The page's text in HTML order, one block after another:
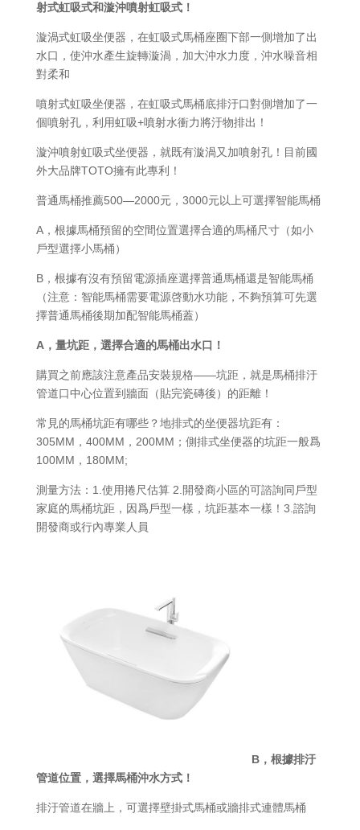
射式虹吸式和漩沖噴射虹吸式！
漩渦式虹吸坐便器，在虹吸式馬桶座圈下部一側增加了出
水口，使沖水產生旋轉漩渦，加大沖水力度，沖水噪音相
對柔和
噴射式虹吸坐便器，在虹吸式馬桶底排汙口對側增加了一
個噴射孔，利用虹吸+噴射水衝力將汙物排出！
漩沖噴射虹吸式坐便器，就既有漩渦又加噴射孔！目前國
外大品牌TOTO擁有此專利！
普通馬桶推薦500—2000元，3000元以上可選擇智能馬桶
A，根據馬桶預留的空間位置選擇合適的馬桶尺寸（如小
戶型選擇小馬桶）
B，根據有沒有預留電源插座選擇普通馬桶還是智能馬桶
（注意：智能馬桶需要電源啓動水功能，不夠預算可先選
擇普通馬桶後期加配智能馬桶蓋）
A，量坑距，選擇合適的馬桶出水口！
購買之前應該注意產品安裝規格——坑距，就是馬桶排汙
管道口中心位置到牆面（貼完瓷磚後）的距離！
常見的馬桶坑距有哪些？地排式的坐便器坑距有：
305MM，400MM，200MM；側排式坐便器的坑距一般爲
100MM，180MM;
測量方法：1.使用捲尺估算 2.開發商小區的可諮詢同戶型
家庭的馬桶坑距，因爲戶型一樣，坑距基本一樣！3.諮詢
開發商或行內專業人員
B，根據排汙
管道位置，選擇馬桶沖水方式！
排汙管道在牆上，可選擇壁掛式馬桶或牆排式連體馬桶